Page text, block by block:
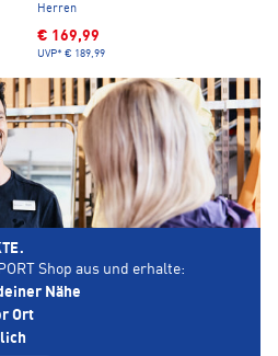
Herren
€ 169,99
UVP* € 189,99
Shop aus und erhalte:
Nähe
Ort